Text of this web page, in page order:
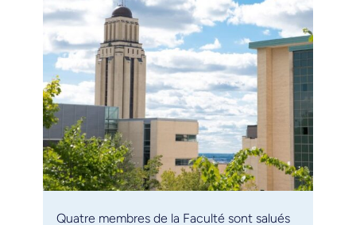
Quatre membres de la Faculté sont salués